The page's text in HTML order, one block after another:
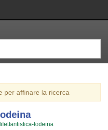
per affinare la ricerca
lodeina